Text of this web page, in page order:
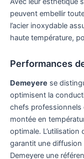
peuvent embellir
l’acier inoxydable
haute température,
Performances
Demeyere se
optimisent la
chefs professionnels
montée en
optimale.
garantit une
Demeyere une